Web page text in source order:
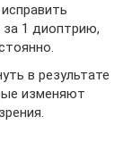
за 1 диоптрию,
в результате
изменяют